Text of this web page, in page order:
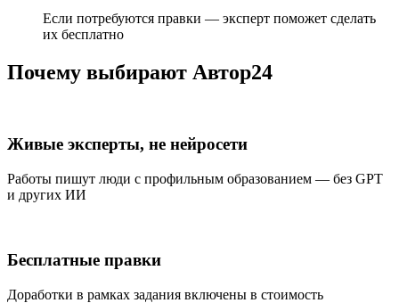
Если потребуются правки — эксперт поможет сделать
их бесплатно
Почему выбирают Автор24
Живые эксперты, не нейросети
Работы пишут люди с профильным образованием — без GPT
и других ИИ
Бесплатные правки
Доработки в рамках задания включены в стоимость